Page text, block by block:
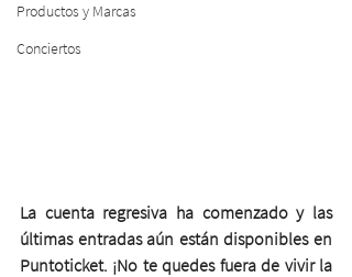
Productos y Marcas
Conciertos
La cuenta regresiva ha comenzado y las
últimas entradas aún están disponibles en
Puntoticket. ¡No te quedes fuera de vivir la